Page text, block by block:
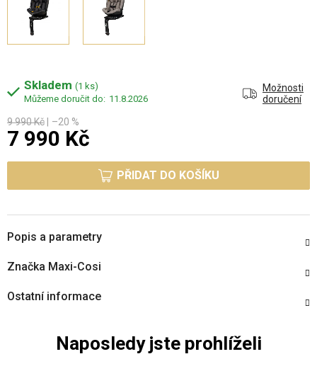
Skladem (1 ks)
11.8.2026
Možnosti
doručení
9 990 Kč
–20 %
7 990 Kč
PŘIDAT DO KOŠÍKU
Popis a parametry
Značka Maxi-Cosi
Ostatní informace
Naposledy jste prohlíželi